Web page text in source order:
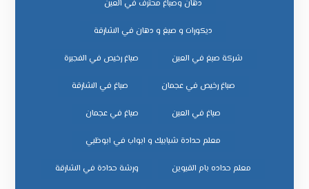
دهان وصباغ محترف في العين
ديكورات و صبغ و دهان في الشارقة
شركة صبغ في العين صباغ رخيص في الفجيرة
صباغ رخيص في عجمان صباغ في الشارقة
صباغ في العين صباغ في عجمان
معلم حدادة شبابيك و ابواب في ابوظبي
معلم حداده بام القيوين ورشة حدادة في الشارقة